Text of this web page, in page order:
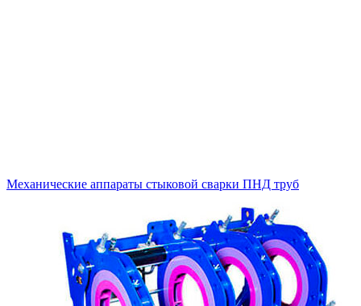
Механические аппараты стыковой сварки ПНД труб